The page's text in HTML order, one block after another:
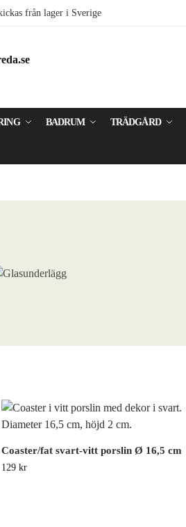
från lager i Sverige
BADRUM TRÄDGÅRD
Coaster/fat svart-vitt porslin Ø 16,5 cm
129kr